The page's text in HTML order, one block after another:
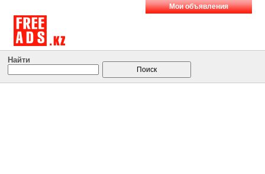
Мои объявления
Найти